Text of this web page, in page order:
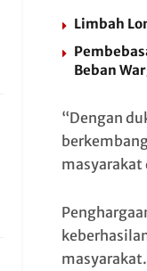
Limbah
Beban
“Dengan
masyarakat